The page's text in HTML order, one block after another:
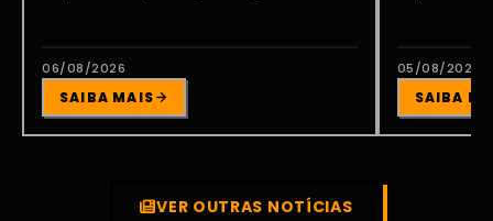
06/08/2026
SAIBA MAIS
05/08/2026
SAIBA
VER OUTRAS NOTÍCIAS